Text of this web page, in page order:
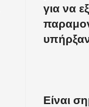
για να
Είναι